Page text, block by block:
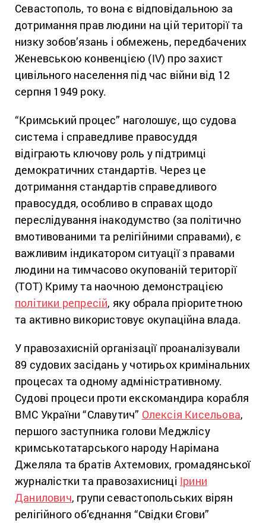
Севастополь, то вона є відповідальною за
дотримання прав людини на цій території та
низку зобов’язань і обмежень, передбачених
Женевською конвенцією (IV) про захист
цивільного населення під час війни від 12
серпня 1949 року.
“Кримський процес” наголошує, що судова
система і справедливе правосуддя
відіграють ключову роль у підтримці
демократичних стандартів. Через це
дотримання стандартів справедливого
правосуддя, особливо в справах щодо
переслідування інакодумство (за політично
вмотивованими та релігійними справами), є
важливим індикатором ситуації з правами
людини на тимчасово окупованій території
(ТОТ) Криму та наочною демонстрацією
політики репресій, яку обрала пріоритетною
та активно використовує окупаційна влада.
У правозахисній організації проаналізували
89 судових засідань у чотирьох кримінальних
процесах та одному адміністративному.
Судові процеси проти екскомандира корабля
ВМС України “Славутич” Олексія Кисельова,
першого заступника голови Меджлісу
кримськотатарського народу Нарімана
Джеляла та братів Ахтемових, громадянської
журналістки та правозахисниці Ірини
Данилович, групи севастопольських вірян
релігійного об’єднання “Свідки Єгови”